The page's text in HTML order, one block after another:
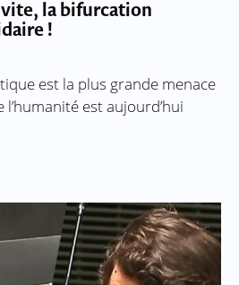
vite, la bifurcation
!
est la plus grande menace
est aujourd’hui